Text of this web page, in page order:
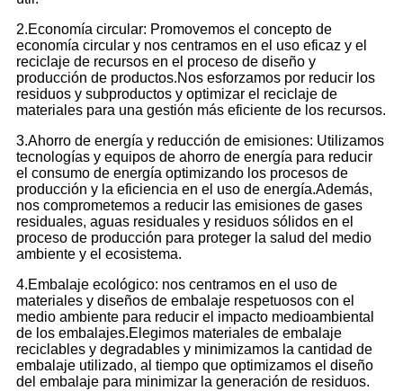
2.Economía circular: Promovemos el concepto de
economía circular y nos centramos en el uso eficaz y el
reciclaje de recursos en el proceso de diseño y
producción de productos.Nos esforzamos por reducir los
residuos y subproductos y optimizar el reciclaje de
materiales para una gestión más eficiente de los recursos.
3.Ahorro de energía y reducción de emisiones: Utilizamos
tecnologías y equipos de ahorro de energía para reducir
el consumo de energía optimizando los procesos de
producción y la eficiencia en el uso de energía.Además,
nos comprometemos a reducir las emisiones de gases
residuales, aguas residuales y residuos sólidos en el
proceso de producción para proteger la salud del medio
ambiente y el ecosistema.
4.Embalaje ecológico: nos centramos en el uso de
materiales y diseños de embalaje respetuosos con el
medio ambiente para reducir el impacto medioambiental
de los embalajes.Elegimos materiales de embalaje
reciclables y degradables y minimizamos la cantidad de
embalaje utilizado, al tiempo que optimizamos el diseño
del embalaje para minimizar la generación de residuos.